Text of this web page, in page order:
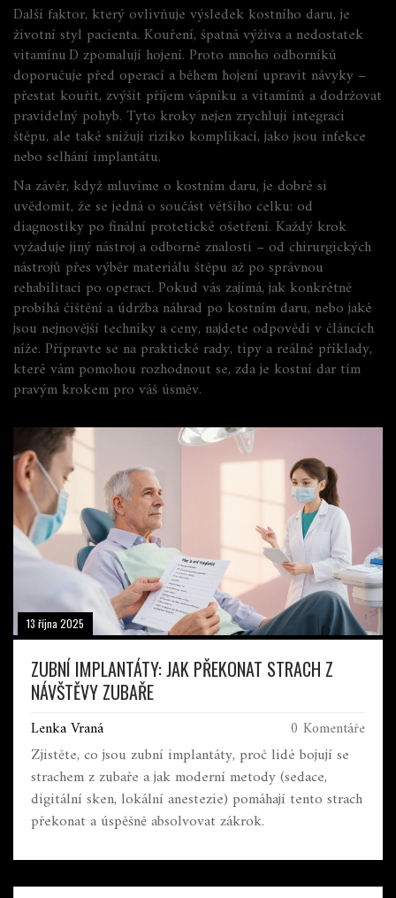
Další faktor, který ovlivňuje výsledek kostního daru, je
životní styl pacienta. Kouření, špatná výživa a nedostatek
vitamínu D zpomalují hojení. Proto mnoho odborníků
doporučuje před operací a během hojení upravit návyky –
přestat kouřit, zvýšit příjem vápníku a vitamínů a dodržovat
pravidelný pohyb. Tyto kroky nejen zrychlují integraci
štěpu, ale také snižují riziko komplikací, jako jsou infekce
nebo selhání implantátu.
Na závěr, když mluvíme o kostním daru, je dobré si
uvědomit, že se jedná o součást většího celku: od
diagnostiky po finální protetické ošetření. Každý krok
vyžaduje jiný nástroj a odborné znalosti – od chirurgických
nástrojů přes výběr materiálu štěpu až po správnou
rehabilitaci po operaci. Pokud vás zajímá, jak konkrétně
probíhá čištění a údržba náhrad po kostním daru, nebo jaké
jsou nejnovější techniky a ceny, najdete odpovědi v článcích
níže. Připravte se na praktické rady, tipy a reálné příklady,
které vám pomohou rozhodnout se, zda je kostní dar tím
pravým krokem pro váš úsměv.
13 října 2025
ZUBNÍ IMPLANTÁTY: JAK PŘEKONAT STRACH Z
NÁVŠTĚVY ZUBAŘE
Lenka Vraná 0 Komentáře
Zjistěte, co jsou zubní implantáty, proč lidé bojují se
strachem z zubaře a jak moderní metody (sedace,
digitální sken, lokální anestezie) pomáhají tento strach
překonat a úspěšně absolvovat zákrok.